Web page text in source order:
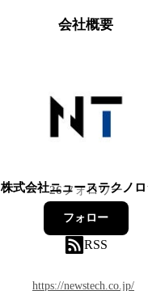
会社概要
株式会社ニューステクノ
26フォロワー
フォロー
RSS
https://newstech.co.jp/